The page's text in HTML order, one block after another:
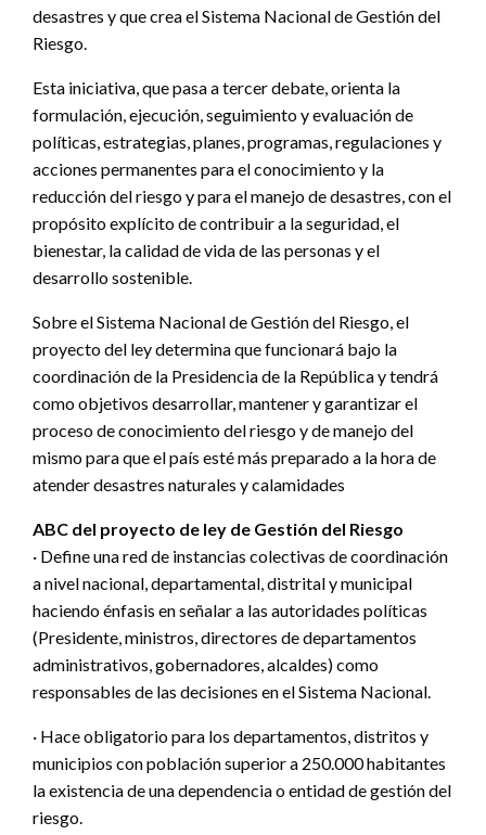
desastres y que crea el Sistema Nacional de Gestión del
Riesgo.
Esta iniciativa, que pasa a tercer debate, orienta la
formulación, ejecución, seguimiento y evaluación de
políticas, estrategias, planes, programas, regulaciones y
acciones permanentes para el conocimiento y la
reducción del riesgo y para el manejo de desastres, con el
propósito explícito de contribuir a la seguridad, el
bienestar, la calidad de vida de las personas y el
desarrollo sostenible.
Sobre el Sistema Nacional de Gestión del Riesgo, el
proyecto del ley determina que funcionará bajo la
coordinación de la Presidencia de la República y tendrá
como objetivos desarrollar, mantener y garantizar el
proceso de conocimiento del riesgo y de manejo del
mismo para que el país esté más preparado a la hora de
atender desastres naturales y calamidades
ABC del proyecto de ley de Gestión del Riesgo
· Define una red de instancias colectivas de coordinación
a nivel nacional, departamental, distrital y municipal
haciendo énfasis en señalar a las autoridades políticas
(Presidente, ministros, directores de departamentos
administrativos, gobernadores, alcaldes) como
responsables de las decisiones en el Sistema Nacional.
· Hace obligatorio para los departamentos, distritos y
municipios con población superior a 250.000 habitantes
la existencia de una dependencia o entidad de gestión del
riesgo.